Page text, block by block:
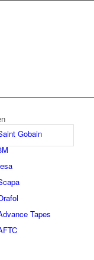
Gobain
Tapes